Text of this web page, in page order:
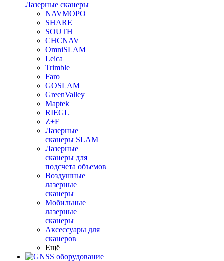
Лазерные сканеры
NAVMOPO
SHARE
SOUTH
CHCNAV
OmniSLAM
Leica
Trimble
Faro
GOSLAM
GreenValley
Maptek
RIEGL
Z+F
Лазерные
сканеры SLAM
Лазерные
сканеры для
подсчета объемов
Воздушные
лазерные
сканеры
Мобильные
лазерные
сканеры
Аксессуары для
сканеров
Ещё